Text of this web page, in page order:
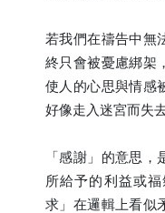
若我們在禱告中無
終只會被憂慮綁架
使人的心思與情感
好像走入迷宮而失
「感謝」的意思
所給予的利益或
求」在邏輯上看似